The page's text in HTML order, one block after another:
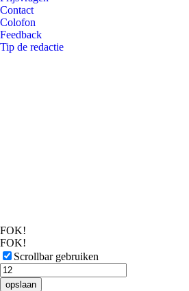
Contact
Colofon
Feedback
Tip de redactie
FOK!
FOK!
Scrollbar gebruiken
opslaan